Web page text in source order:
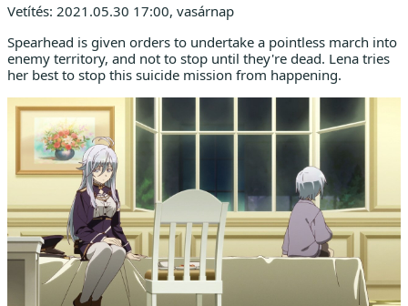
Vetítés: 2021.05.30 17:00, vasárnap
Spearhead is given orders to undertake a pointless march into
enemy territory, and not to stop until they're dead. Lena tries
her best to stop this suicide mission from happening.